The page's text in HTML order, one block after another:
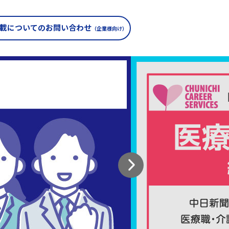
についてのお問い合わせ （企業様向け）